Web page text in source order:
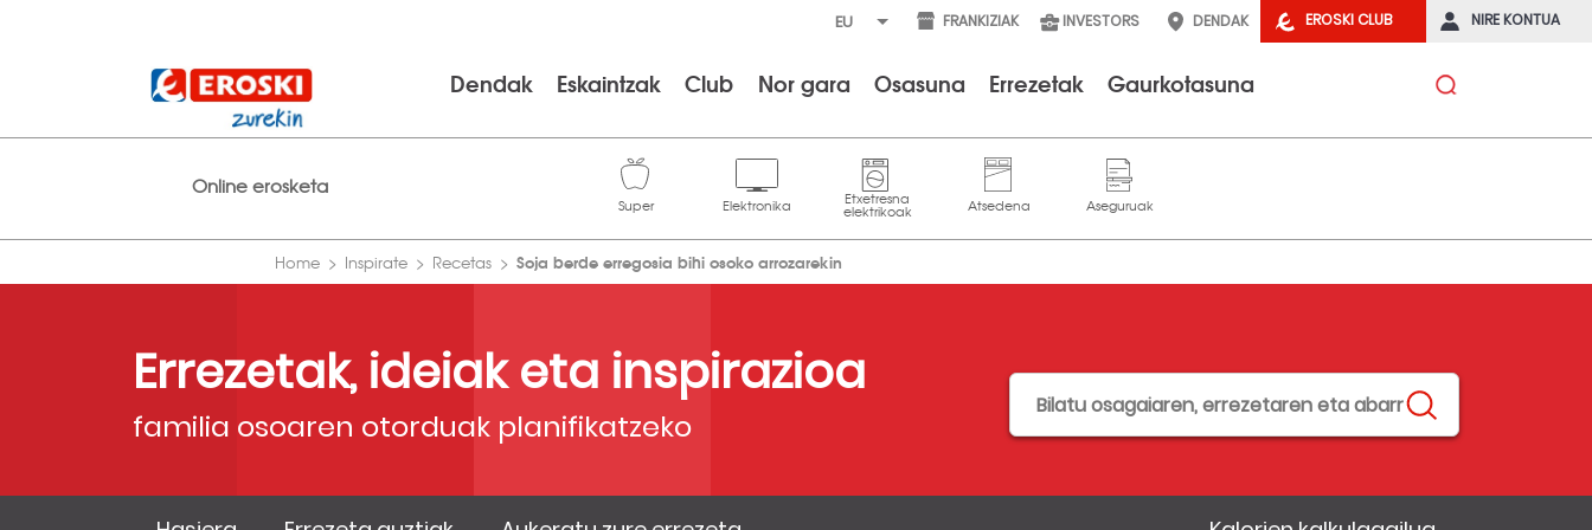
EROSKI CLUB NIRE KONTUA
FRANKIZIAK INVESTORS DENDAK
Dendak Eskaintzak Club Nor gara Osasuna Errezetak Gaurkotasuna
Online erosketa
Home Inspirate Recetas Soja berde erregosia bihi osoko arrozarekin
Errezetak, ideiak eta inspirazioa
familia osoaren otorduak planifikatzeko